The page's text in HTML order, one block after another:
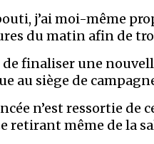
j’ai moi-même
du matin afin de
finaliser une
au siège de
n’est ressortie de
retirant même de la